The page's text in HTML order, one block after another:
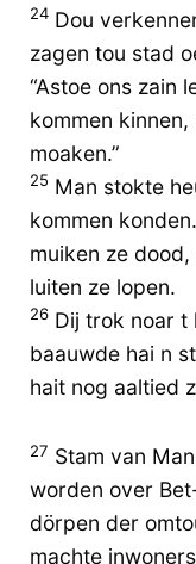
24 Dou
zagen tou stad
“Astoe ons zain
kommen
moaken.”
25 Man stokte
kommen
muiken ze
luiten ze lopen.
26 Dij trok noar t
baauwde hai n
hait nog aaltied
27 Stam van
worden over
dörpen der
machte